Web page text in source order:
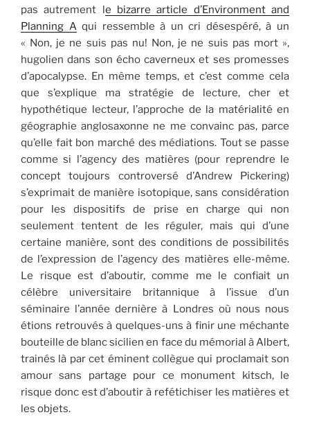
pas autrement le bizarre article d’Environment and
Planning Aqui ressemble à un cri désespéré, à un
« Non, je ne suis pas nu! Non, je ne suis pas mort »,
hugolien dans son écho caverneux et ses promesses
d’apocalypse. En même temps, et c’est comme cela
que s’explique ma stratégie de lecture, cher et
hypothétique lecteur, l’approche de la matérialité en
géographie anglosaxonne ne me convainc pas, parce
qu’elle fait bon marché des médiations. Tout se passe
comme si l’agency des matières (pour reprendre le
concept toujours controversé d’Andrew Pickering)
s’exprimait de manière isotopique, sans considération
pour les dispositifs de prise en charge qui non
seulement tentent de les réguler, mais qui d’une
certaine manière, sont des conditions de possibilités
de l’expression de l’agency des matières elle-même.
Le risque est d’aboutir, comme me le confiait un
célèbre universitaire britannique à l’issue d’un
séminaire l’année dernière à Londres où nous nous
étions retrouvés à quelques-uns à finir une méchante
bouteille de blanc sicilien en face du mémorial à Albert,
trainés là par cet éminent collègue qui proclamait son
amour sans partage pour ce monument kitsch, le
risque donc est d’aboutir à refétichiser les matières et
les objets.